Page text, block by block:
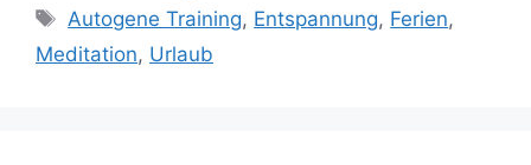
Schlagwörter
Autogene Training, Entspannung, Ferien,
Meditation, Urlaub